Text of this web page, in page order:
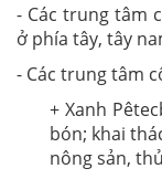
- Các trung tâm
ở phía tây, tây
- Các trung tâm
+ Xanh
bón; khai
nông sản,